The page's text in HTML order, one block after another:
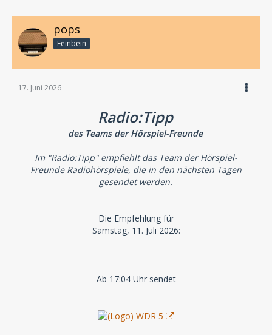
pops
Feinbein
17. Juni 2026
Radio:Tipp
des Teams der Hörspiel-Freunde
Im "Radio:Tipp" empfiehlt das Team der Hörspiel-
Freunde Radiohörspiele, die in den nächsten Tagen
gesendet werden.
Die Empfehlung für
Samstag, 11. Juli 2026:
Ab 17:04 Uhr sendet